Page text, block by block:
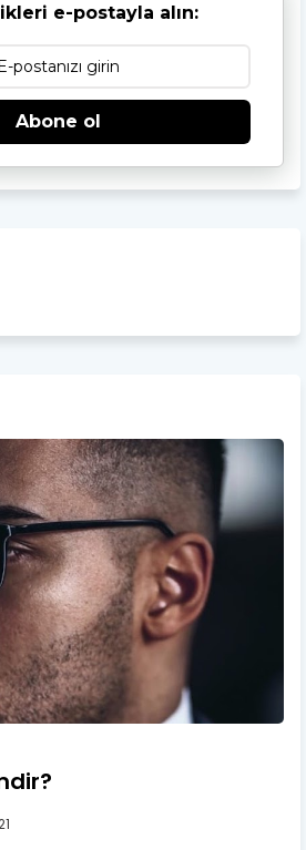
e-postayla alın:
Abone ol